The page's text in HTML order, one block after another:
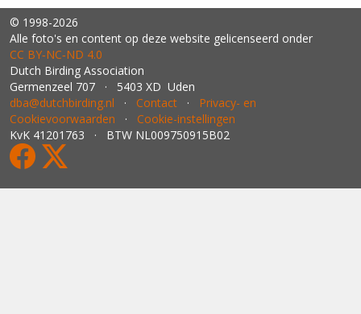
© 1998-2026
Alle foto's en content op deze website gelicenseerd onder
CC BY‑NC‑ND 4.0
Dutch Birding Association
Germenzeel 707 · 5403 XD Uden
dba@dutchbirding.nl · Contact · Privacy- en
Cookievoorwaarden · Cookie-instellingen
KvK 41201763 · BTW NL009750915B02